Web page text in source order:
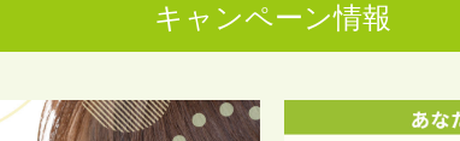
キャンペーン情報